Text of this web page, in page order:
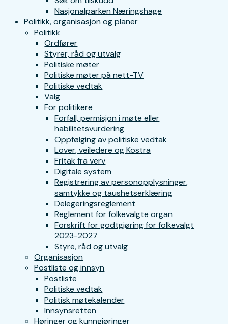
Nasjonalparken Næringshage
Politikk, organisasjon og planer
Politikk
Ordfører
Styrer, råd og utvalg
Politiske møter
Politiske møter på nett-TV
Politiske vedtak
Valg
For politikere
Forfall, permisjon i møte eller
habilitetsvurdering
Oppfølging av politiske vedtak
Lover, veiledere og Kostra
Fritak fra verv
Digitale system
Registrering av personopplysninger,
samtykke og taushetserklæring
Delegeringsreglement
Reglement for folkevalgte organ
Forskrift for godtgjøring for folkevalgt
2023-2027
Styre, råd og utvalg
Organisasjon
Postliste og innsyn
Postliste
Politiske vedtak
Politisk møtekalender
Innsynsretten
Høringer og kunngjøringer